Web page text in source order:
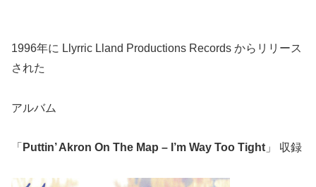
1996年に Llyrric Lland Productions Records からリリース
された
アルバム
「 Puttin’ Akron On The Map – I’m Way Too Tight 」 収録